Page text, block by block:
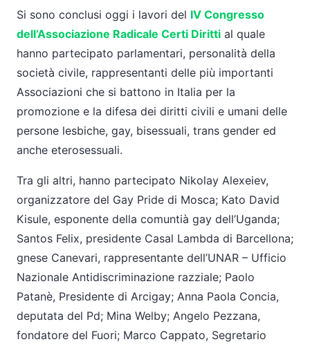
Si sono conclusi oggi i lavori del IV Congresso
dell’Associazione Radicale Certi Diritti al quale
hanno partecipato parlamentari, personalità della
società civile, rappresentanti delle più importanti
Associazioni che si battono in Italia per la
promozione e la difesa dei diritti civili e umani delle
persone lesbiche, gay, bisessuali, trans gender ed
anche eterosessuali.
Tra gli altri, hanno partecipato Nikolay Alexeiev,
organizzatore del Gay Pride di Mosca; Kato David
Kisule, esponente della comuntià gay dell’Uganda;
Santos Felix, presidente Casal Lambda di Barcellona;
gnese Canevari, rappresentante dell’UNAR – Ufficio
Nazionale Antidiscriminazione razziale; Paolo
Patanè, Presidente di Arcigay; Anna Paola Concia,
deputata del Pd; Mina Welby; Angelo Pezzana,
fondatore del Fuori; Marco Cappato, Segretario